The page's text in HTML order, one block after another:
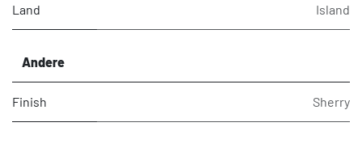
Land Island
Andere
Finish Sherry